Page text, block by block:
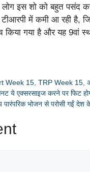
इस शो को बहुत पसंद
में कमी आ रही है,
गया है और यह 9वां
Week 15 ,TRP Week 15 ,
ये एक्सरसाइज करने पर फिट
भोजन से परोसी गईं देश